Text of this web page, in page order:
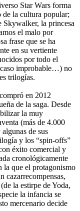
Star Wars forma
de la cultura popular;
Skywalker, la princesa
el malo por
frase que se ha
en su vertiente
por todo el
improbable…) no
trilogías.
en 2012
de la saga. Desde
la muy
(más de 4.000
de sus
y los “spin-offs”
éxito comercial y
cronológicamente
la que el protagonismo
cazarrecompensas,
la estirpe de Yoda,
la infancia se
mercenario decide